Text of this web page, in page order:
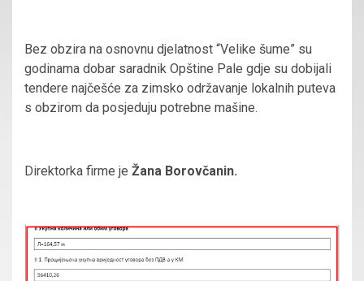
Bez obzira na osnovnu djelatnost “Velike šume” su
godinama dobar saradnik Opštine Pale gdje su dobijali
tendere najčešće za zimsko održavanje lokalnih puteva
s obzirom da posjeduju potrebne mašine.
Direktorka firme je Žana Borovčanin.